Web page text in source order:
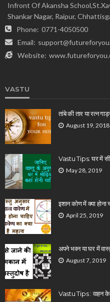
Infront Of Akansha
Shankar Nagar, Raipur,
Phone: 0771-4050500
Email:
Website:
VASTU
तांबे की तार या रत्न
August 19, 2018
Vastu Tips: घर में
May 28, 2019
इशान कोण में क्या होना
April 25, 2019
अपने भवन या घर में
August 7, 2019
Vastu Tips : वाहन के